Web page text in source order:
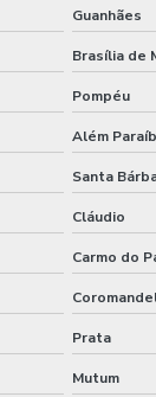
pneumática
profissional
Guanhães
Brasília de
Pompéu
Além
Santa
Cláudio
Carmo do
Prata
Mutum